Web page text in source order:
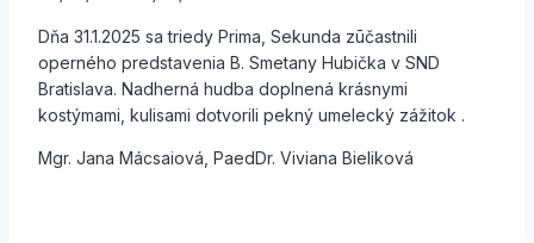
Dňa 31.1.2025 sa triedy Prima, Sekunda zūčastnili
operného predstavenia B. Smetany Hubička v SND
Bratislava. Nadherná hudba doplnená krásnymi
kostýmami, kulisami dotvorili pekný umelecký zážitok .
Mgr. Jana Mácsaiová, PaedDr. Viviana Bieliková